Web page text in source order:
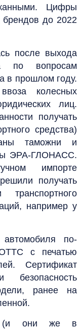
Цифры
брендов до 2022
после выхода
по вопросам
в прошлом году.
колесных
лиц.
получать
средства)
таможни и
ЭРА-ГЛОНАСС.
импорте
получать
например у
по-
с печатью
Сертификат
безопасность
ранее на
(и они же в